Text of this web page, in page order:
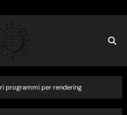
programmi per rendering